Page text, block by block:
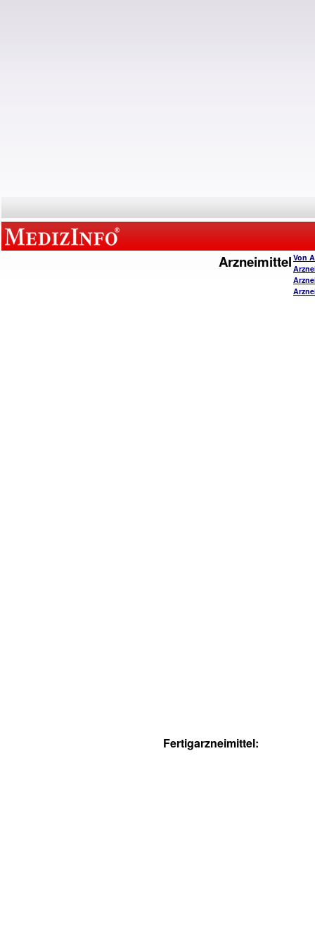
Arzneimittel Von
Fertigarzneimittel: